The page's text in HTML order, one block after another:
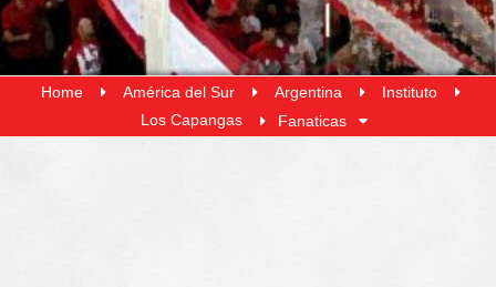
Home América del Sur Argentina
Instituto
Los Capangas
Fanaticas